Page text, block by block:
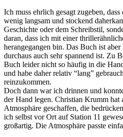
Ich muss ehrlich gesagt zugeben,
wenig langsam und stockend
Geschichte oder dem Schreibstil,
daran, dass ich mit einer
herangegangen bin. Das Buch ist
durchaus auch sehr spannend ist. Zu
Buch leider nicht so häufig in die
und habe daher relativ “lang”
reinzukommen.
Doch dann war ich drinnen und
der Hand legen. Christian Krumm hat
Atmosphäre geschaffen, die
ich selbst vor Ort auf Station 11
großartig. Die Atmosphäre passte